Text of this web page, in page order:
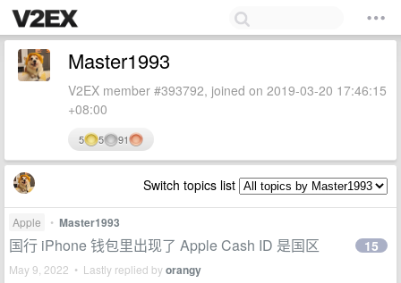
Master1993
V2EX member #393792, joined on 2019-03-20 17:46:15
+08:00
5 5 91
Switch topics list
Apple • Master1993
国行 iPhone 钱包里出现了 Apple Cash ID 是国区
May 9, 2022 • Lastly replied byorangy
15